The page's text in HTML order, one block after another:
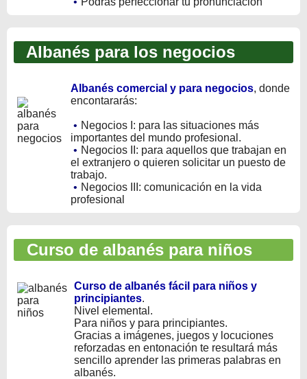
Albanés para los negocios
Albanés comercial y para negocios, donde
encontararás:
• Negocios I: para las situaciones más
importantes del mundo profesional.
• Negocios II: para aquellos que trabajan en
el extranjero o quieren solicitar un puesto de
trabajo.
• Negocios III: comunicación en la vida
profesional
Curso de albanés para niños
Curso de albanés fácil para niños y
principiantes.
Nivel elemental.
Para niños y para principiantes.
Gracias a imágenes, juegos y locuciones
reforzadas en entonación te resultará más
sencillo aprender las primeras palabras en
albanés.